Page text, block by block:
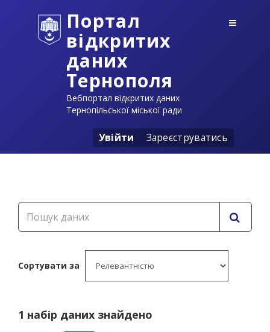
Портал
відкритих
даних
Тернополя
Вебпортал відкритих даних
Тернопільської міської ради
Увійти Зареєструватись
Сортувати за
1 набір даних знайдено